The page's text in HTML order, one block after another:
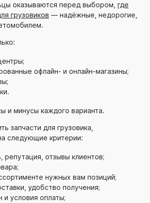
оказываются перед выбором, где
грузовиков — надёжные, недорогие,
офлайн- и онлайн-магазины;
и минусы каждого варианта.
запчасти для грузовика,
следующие критерии:
репутация, отзывы клиентов;
нужных вам позиций;
удобство получения;
и условия оплаты;